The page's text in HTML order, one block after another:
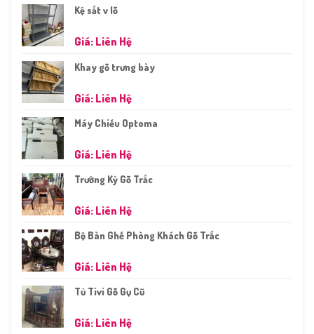
Kệ sắt v lỗ
Giá: Liên Hệ
Khay gỗ trưng bày
Giá: Liên Hệ
Máy Chiếu Optoma
Giá: Liên Hệ
Trường Kỷ Gỗ Trắc
Giá: Liên Hệ
Bộ Bàn Ghế Phòng Khách Gỗ Trắc
Giá: Liên Hệ
Tủ Tivi Gỗ Gụ Cũ
Giá: Liên Hệ